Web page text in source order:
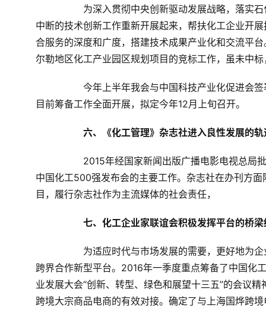
中断的技术创新工作重新开展起来，帮扶化工企业开
合服务的深度和广度，搭建技术成果产业化和交流平
尔勒地区化工产业园区规划项目的竞标工作，虽未中
目前筹备工作全面开展，拟定今年12月上旬召开。
六、《化工管理》杂志社进入良性发展的轨
中国化工500强发布会的主要工作。杂志社在办刊方
目，履行杂志社作为主流媒体的社会责任，
七、化工企业家联谊会积极发挥平台的桥
为适应时代与市场发展的需要，更好地为
跨界合作新型平台。 2016年一季度重点筹备了中国化
业发展大会“创新、转型、绿色和展望十三五”的会议
跨境大宗商品电商的有效对接。确定了与上海国烨跨